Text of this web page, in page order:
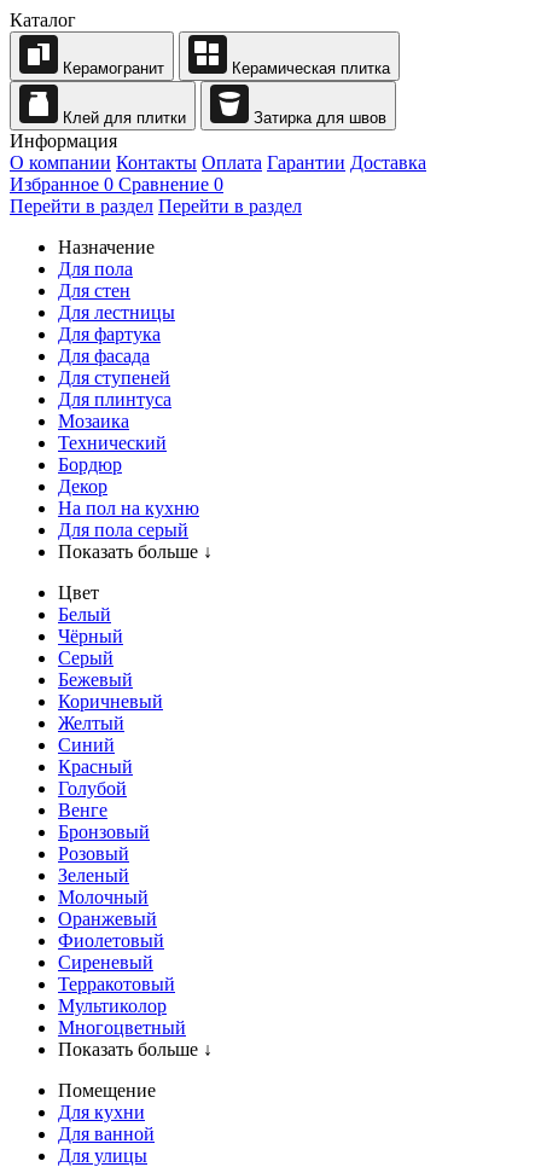
Каталог
Керамогранит Керамическая плитка
Клей для плитки Затирка для швов
Информация
О компании Контакты Оплата Гарантии Доставка
Избранное 0 Сравнение 0
Перейти в раздел Перейти в раздел
Назначение
Для пола
Для стен
Для лестницы
Для фартука
Для фасада
Для ступеней
Для плинтуса
Мозаика
Технический
Бордюр
Декор
На пол на кухню
Для пола серый
Показать больше ↓
Цвет
Белый
Чёрный
Серый
Бежевый
Коричневый
Желтый
Синий
Красный
Голубой
Венге
Бронзовый
Розовый
Зеленый
Молочный
Оранжевый
Фиолетовый
Сиреневый
Терракотовый
Мультиколор
Многоцветный
Показать больше ↓
Помещение
Для кухни
Для ванной
Для улицы